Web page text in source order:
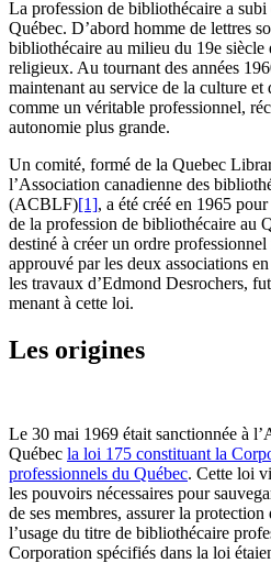
La profession de bibliothécaire a subi
Québec. D’abord homme de lettres
bibliothécaire au milieu du 19e siècle
religieux. Au tournant des années
maintenant au service de la culture
comme un véritable professionnel,
autonomie plus grande.
Un comité, formé de la Quebec
l’Association canadienne des
(ACBLF)[1], a été créé en 1965
de la profession de bibliothécaire au
destiné à créer un ordre
approuvé par les deux associations
les travaux d’Edmond Desrochers,
menant à cette loi.
Les origines
Le 30 mai 1969 était sanctionnée à
Québec la loi 175 constituant la
professionnels du Québec. Cette loi
les pouvoirs nécessaires pour
de ses membres, assurer la
l’usage du titre de bibliothécaire
Corporation spécifiés dans la loi